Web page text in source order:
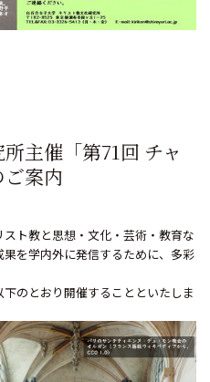
主催「第71回 チャ
案内
ト教と思想・文化・芸術・教育な
を学内外に発信するために、多彩
のとおり開催することといたしま